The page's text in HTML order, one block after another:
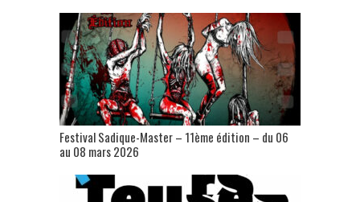
Festival Sadique-Master – 11ème édition – du 06
au 08 mars 2026